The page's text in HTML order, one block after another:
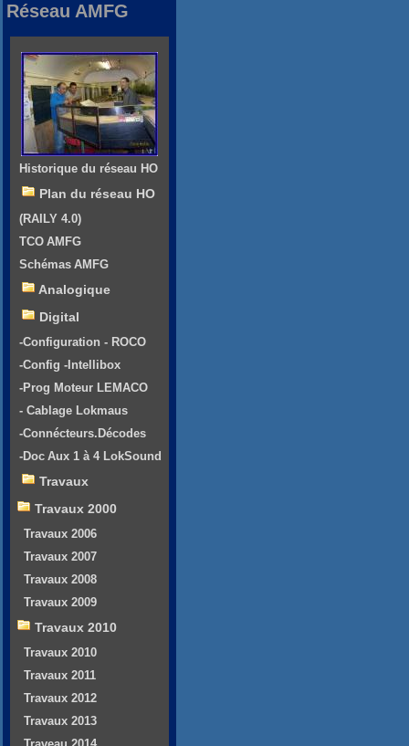
Réseau AMFG
Historique du réseau HO
Plan du réseau HO
(RAILY 4.0)
TCO AMFG
Schémas AMFG
Analogique
Digital
-Configuration - ROCO
-Config -Intellibox
-Prog Moteur LEMACO
- Cablage Lokmaus
-Connécteurs.Décodes
-Doc Aux 1 à 4 LokSound
Travaux
Travaux 2000
Travaux 2006
Travaux 2007
Travaux 2008
Travaux 2009
Travaux 2010
Travaux 2010
Travaux 2011
Travaux 2012
Travaux 2013